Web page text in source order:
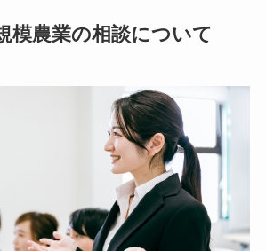
模農業の相談について